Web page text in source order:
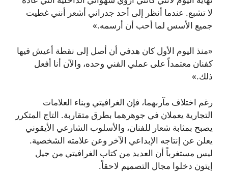
لا تشبع. عندما أنظر إلى أحد جدراني أشعر أنني غطيت
جميع الأسس لما أحب أن أرسمه.»
«منذ اليوم الأول كان هدفي أن أصل إلى نقطة أعيش فيها
كفنان معتمداً على عملي الفني وحده، والآن أنا أفعل
ذلك.»
رغم اختلاف مآربهما، فإن الغرافيتي وبناء العلامات
التجارية يعملان في جوهرهما بطرق متقاربة. التاج المتكرر
يصبح بمثابة شعار للفنان، والأسلوب الشارعي الأيقوني
يعلن عن إنتاجه الإبداعي الآخر وعن علامته الشخصية.
ليس مستغرباً أن العديد من كتاب الغرافيتي من جيل
إيتون دخلوا مجال التصميم لاحقاً.